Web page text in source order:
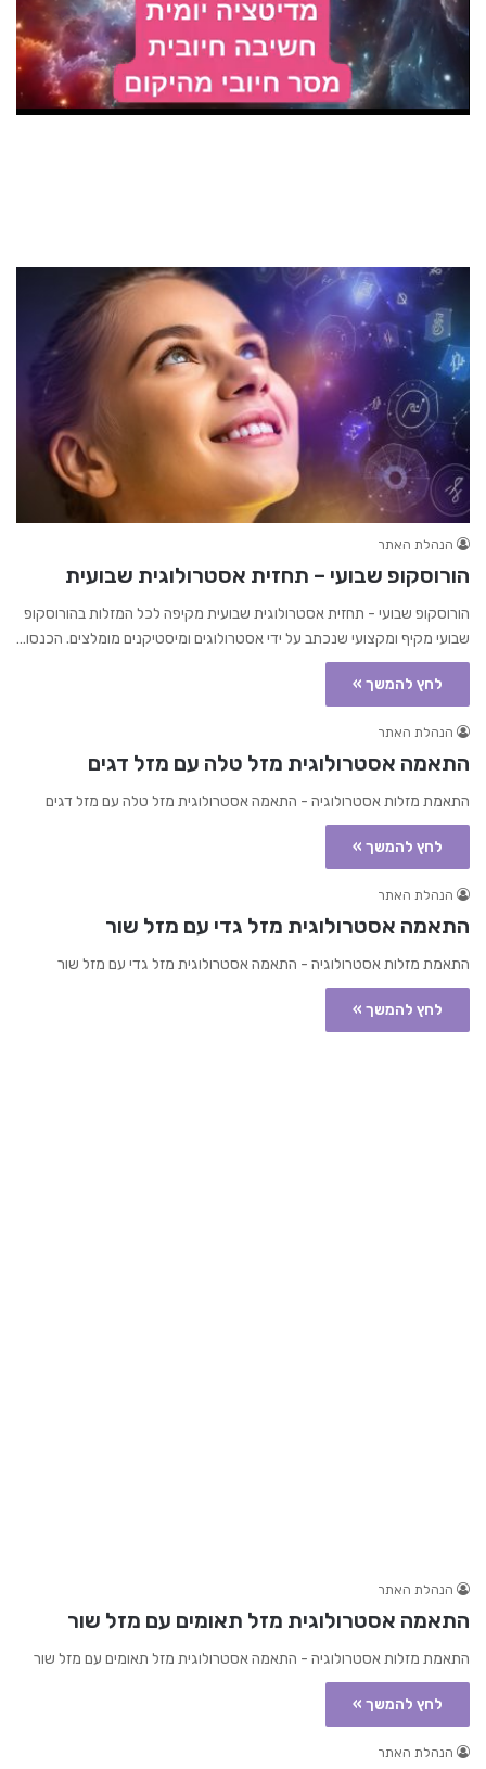
הנהלת האתר
הורוסקופ שבועי – תחזית אסטרולוגית שבועית
הורוסקופ שבועי - תחזית אסטרולוגית שבועית מקיפה לכל המזלות בהורוסקופ
שבועי מקיף ומקצועי שנכתב על ידי אסטרולוגים ומיסטיקנים מומלצים. הכנסו…
לחץ להמשך »
הנהלת האתר
התאמה אסטרולוגית מזל טלה עם מזל דגים
התאמת מזלות אסטרולוגיה - התאמה אסטרולוגית מזל טלה עם מזל דגים
לחץ להמשך »
הנהלת האתר
התאמה אסטרולוגית מזל גדי עם מזל שור
התאמת מזלות אסטרולוגיה - התאמה אסטרולוגית מזל גדי עם מזל שור
לחץ להמשך »
הנהלת האתר
התאמה אסטרולוגית מזל תאומים עם מזל שור
התאמת מזלות אסטרולוגיה - התאמה אסטרולוגית מזל תאומים עם מזל שור
לחץ להמשך »
הנהלת האתר